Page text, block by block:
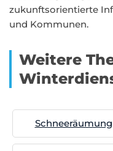
zukunftsorientierte
und Kommunen.
Weitere
Schneeräumung